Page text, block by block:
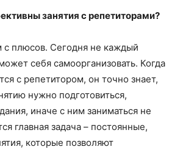
занятия с репетиторами?
с плюсов. Сегодня не каждый
себя самоорганизовать. Когда
с репетитором, он точно знает,
нужно подготовиться,
иначе с ним заниматься не
главная задача – постоянные,
которые позволяют